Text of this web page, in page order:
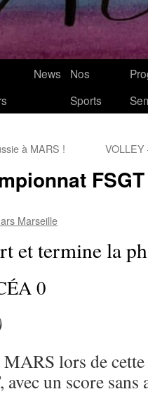
News
Nos
Sports
à MARS !
Marseille
et termine la
0
lors de
un score sans